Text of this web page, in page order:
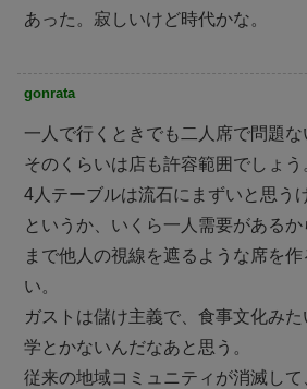
あった。寂しいけど時代かな。
gonrata
一人で行くときでも二人席で問題な
そのくらいは店も許容範囲でしょう
4人テーブルは流石にまずいと思う
というか、いくら一人需要がある
まで他人の視線を遮るような席を
い。
ガストは儲け主義で、食事文化み
学とかないんだなあと思う。
従来の地域コミュニティが消滅して